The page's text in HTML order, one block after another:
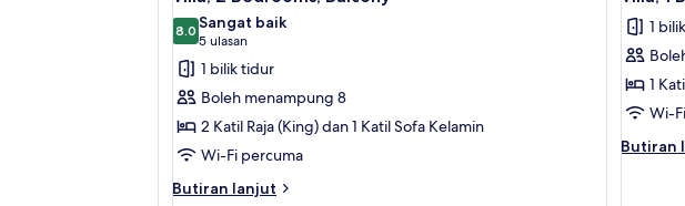
with
Balcony
Smoking,
Balcony
semua
foto
untuk
Villa,
2
Bedrooms,
Balcony
8.08.0 daripada 10
Sangat baik
5 ulasan
(5
ulasan)
1 bilik tidur
Boleh menampung 8
2 Katil Raja (King) dan 1 Katil Sofa Kelamin
Wi-Fi percuma
Butiran lanjut
Butiran
semua
foto
untuk
Villa,
1
1
1
Wi-
Butiran
Butiran